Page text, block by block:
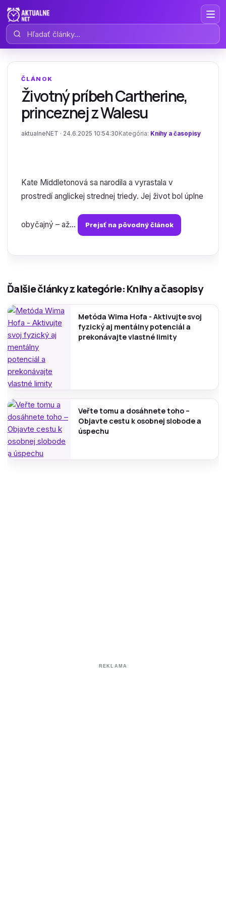
Hľadať články
ČLÁNOK
Životný príbeh Cartherine,
princeznej z Walesu
aktualneNET · 24.6.2025 10:54:30 Kategória: Knihy a časopisy
Kate Middletonová sa narodila a vyrastala v
prostredí anglickej strednej triedy. Jej život bol úplne
obyčajný – až... Prejsť na pôvodný článok
Ďalšie články z kategórie: Knihy a časopisy
Metóda Wima Hofa - Aktivujte svoj
fyzický aj mentálny potenciál a
prekonávajte vlastné limity
Veřte tomu a dosáhnete toho –
Objavte cestu k osobnej slobode a
úspechu
REKLAMA